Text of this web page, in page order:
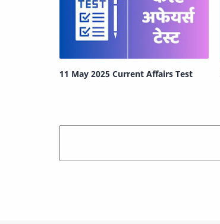
11 May 2025 Current Affairs Test